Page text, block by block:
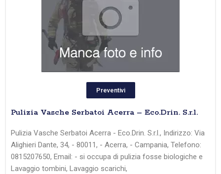
Preventivi
Pulizia Vasche Serbatoi Acerra – Eco.Drin. S.r.l.
Pulizia Vasche Serbatoi Acerra - Eco.Drin. S.r.l., Indirizzo: Via
Alighieri Dante, 34, - 80011, - Acerra, - Campania, Telefono:
0815207650, Email: - si occupa di pulizia fosse biologiche e
Lavaggio tombini, Lavaggio scarichi,